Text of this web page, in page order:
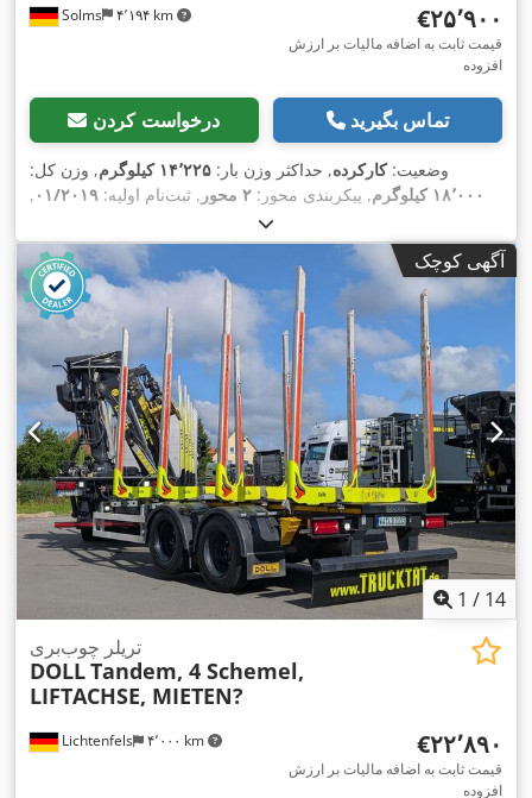
Solms ۴٬۱۹۴ km ‎€۲۵٬۹۰۰
قیمت ثابت به اضافه مالیات بر ارزش
افزوده
درخواست کردن تماس بگیرید
وضعیت:کارکرده, حداکثر وزن بار: ۱۴٬۲۲۵ کیلوگرم
, وزن کل:
۱۸٬۰۰۰ کیلوگرم
, پیکربندی محور: ۲ محور , ثبت‌نام اولیه: ۰۱/۲۰۱۹ ,
میلی‌متر, عرض کل:۸٬۵۱۱ میلی‌متر , ارتفاع کل:۲٬۵۵۰ میلی‌متر
,
تجهیزات:
آگهی کوچک
1 / 14
Lichtenfels ۴٬۰۰۰ km
تریلر چوب‌بری
DOLLTandem, 4 Schemel,
LIFTACHSE, MIETEN?
‎€۲۲٬۸۹۰
قیمت ثابت به اضافه مالیات بر ارزش
افزوده